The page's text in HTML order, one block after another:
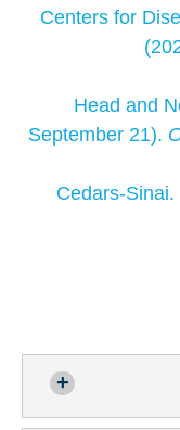
Centers for
Head and
September 21).
Cedars-